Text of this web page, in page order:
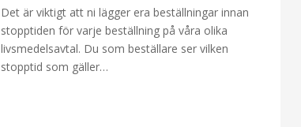
Det är viktigt att ni lägger era beställningar innan
stopptiden för varje beställning på våra olika
livsmedelsavtal. Du som beställare ser vilken
stopptid som gäller…